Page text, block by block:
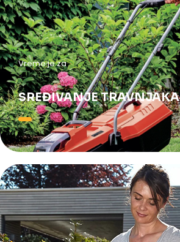
Vreme je za
SREĐIVANJE TRAVNJAKA